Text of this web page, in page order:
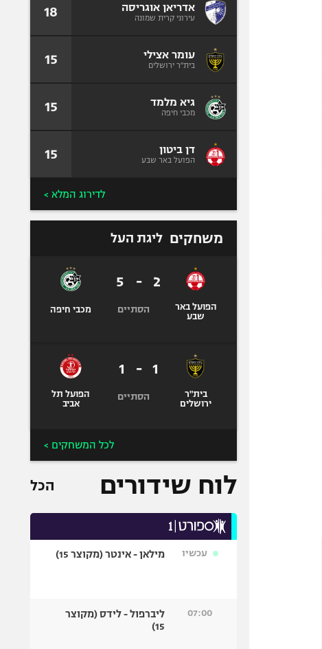
אדריאן אוגריסה
עירוני קרית שמונה 18
עומר אצילי
בית"ר ירושלים 15
גיא מלמד
מכבי חיפה 15
דן ביטון
הפועל באר שבע 15
לדירוג המלא >
משחקים ליגת העל
הפועל באר
שבע
2
-
5
הסתיים מכבי חיפה
בית"ר
ירושלים
1
-
1
הסתיים
הפועל תל
אביב
לכל המשחקים >
לוח שידורים הכל
עכשיו מילאן - אינטר (מקוצר 15)
07:00
ליברפול - לידס (מקוצר
15)